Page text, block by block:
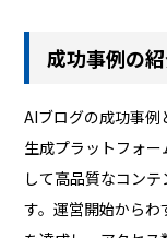
成功事例の
AIブログの成功事例
生成プラットフォ
して高品質なコン
す。運営開始から